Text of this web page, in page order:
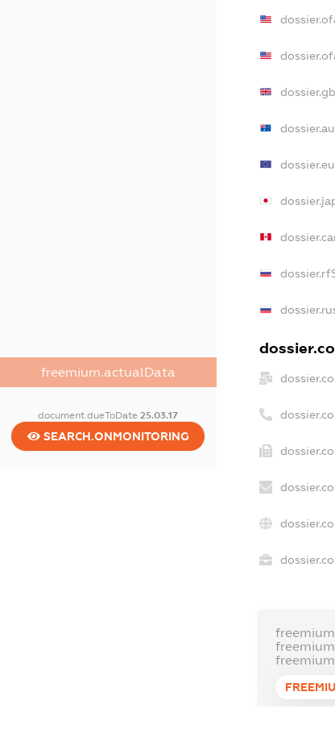
freemium.actualData
document.dueToDate25.03.17
SEARCH.ONMONITORING